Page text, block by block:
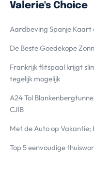
Valerie's Choice
Aardbeving Spanje
De Beste Goedekope
Frankrijk flitspaal krijgt
tegelijk mogelijk
A24 Tol
CJIB
Met de Auto op
Top 5 eenvoudige